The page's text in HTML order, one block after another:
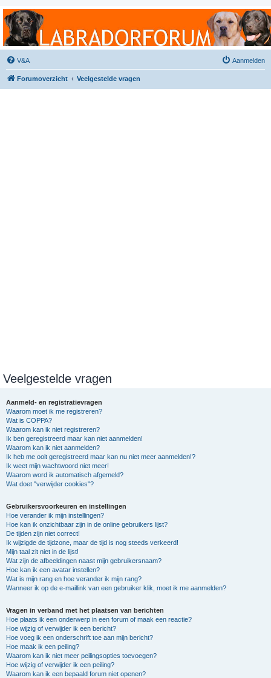
Labradorforum
Het gezelligste Labradorforum van Nederland en België!
V&A Aanmelden
Forumoverzicht Veelgestelde vragen
Veelgestelde vragen
Aanmeld- en registratievragen
Waarom moet ik me registreren?
Wat is COPPA?
Waarom kan ik niet registreren?
Ik ben geregistreerd maar kan niet aanmelden!
Waarom kan ik niet aanmelden?
Ik heb me ooit geregistreerd maar kan nu niet meer aanmelden!?
Ik weet mijn wachtwoord niet meer!
Waarom word ik automatisch afgemeld?
Wat doet "verwijder cookies"?
Gebruikersvoorkeuren en instellingen
Hoe verander ik mijn instellingen?
Hoe kan ik onzichtbaar zijn in de online gebruikers lijst?
De tijden zijn niet correct!
Ik wijzigde de tijdzone, maar de tijd is nog steeds verkeerd!
Mijn taal zit niet in de lijst!
Wat zijn de afbeeldingen naast mijn gebruikersnaam?
Hoe kan ik een avatar instellen?
Wat is mijn rang en hoe verander ik mijn rang?
Wanneer ik op de e-maillink van een gebruiker klik, moet ik me aanmelden?
Vragen in verband met het plaatsen van berichten
Hoe plaats ik een onderwerp in een forum of maak een reactie?
Hoe wijzig of verwijder ik een bericht?
Hoe voeg ik een onderschrift toe aan mijn bericht?
Hoe maak ik een peiling?
Waarom kan ik niet meer peilingsopties toevoegen?
Hoe wijzig of verwijder ik een peiling?
Waarom kan ik een bepaald forum niet openen?